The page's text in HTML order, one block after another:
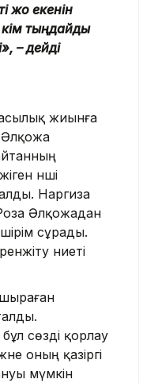
жоқ екенін
тыңдайды
– дейді
жиынға
Әлқожа
әнші
Наргиза
Әлқожадан
сұрады.
ниеті
сөзді қорлау
оның қазіргі
мүмкін